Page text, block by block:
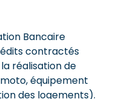
Bancaire
contractés
réalisation de
équipement
des logements).